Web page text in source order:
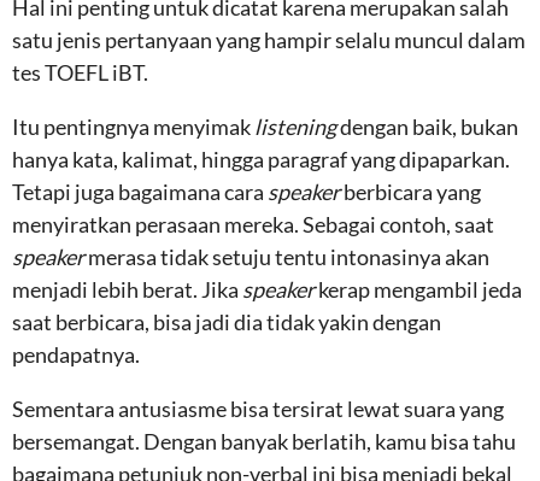
Hal ini penting untuk dicatat karena merupakan salah
satu jenis pertanyaan yang hampir selalu muncul dalam
tes TOEFL iBT.
Itu pentingnya menyimaklisteningdengan baik, bukan
hanya kata, kalimat, hingga paragraf yang dipaparkan.
Tetapi juga bagaimana cara speakerberbicara yang
menyiratkan perasaan mereka. Sebagai contoh, saat
speakermerasa tidak setuju tentu intonasinya akan
menjadi lebih berat. Jika speakerkerap mengambil jeda
saat berbicara, bisa jadi dia tidak yakin dengan
pendapatnya.
Sementara antusiasme bisa tersirat lewat suara yang
bersemangat. Dengan banyak berlatih, kamu bisa tahu
bagaimana petunjuk non-verbal ini bisa menjadi bekal